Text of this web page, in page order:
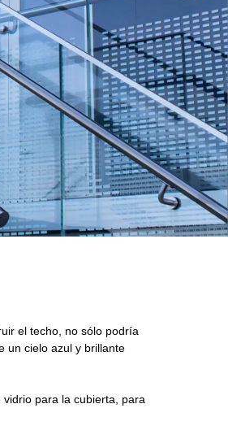
el techo, no sólo podría
un cielo azul y brillante
vidrio para la cubierta, para